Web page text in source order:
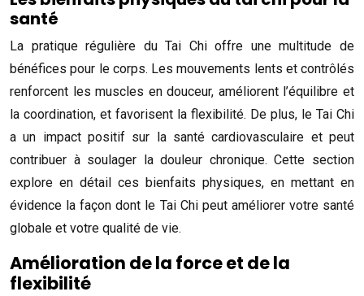
santé
La pratique régulière du Tai Chi offre une multitude de
bénéfices pour le corps. Les mouvements lents et contrôlés
renforcent les muscles en douceur, améliorent l’équilibre et
la coordination, et favorisent la flexibilité. De plus, le Tai Chi
a un impact positif sur la santé cardiovasculaire et peut
contribuer à soulager la douleur chronique. Cette section
explore en détail ces bienfaits physiques, en mettant en
évidence la façon dont le Tai Chi peut améliorer votre santé
globale et votre qualité de vie.
Amélioration de la force et de la
flexibilité